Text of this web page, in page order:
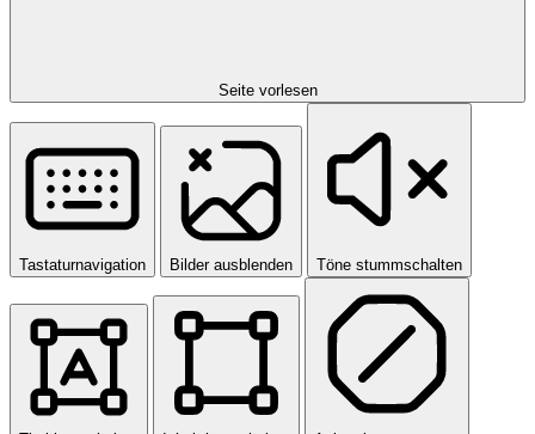
Seite vorlesen
Tastaturnavigation Bilder ausblenden Töne stummschalten